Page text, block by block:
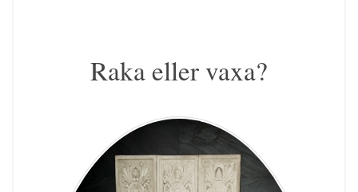
Raka eller vaxa?